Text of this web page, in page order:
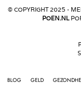
© COPYRIGHT 2025 -
POEN.NL
BLOG GELD